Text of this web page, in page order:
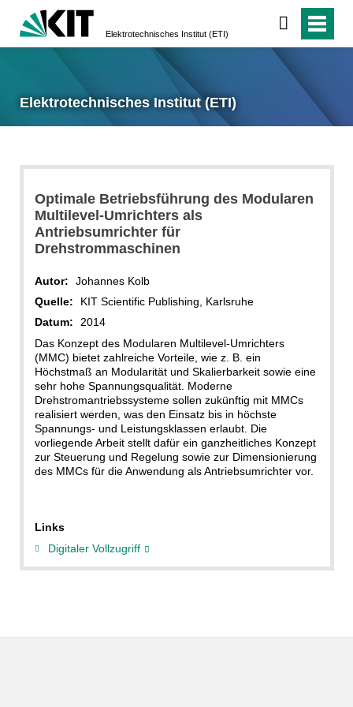
Elektrotechnisches Institut (ETI)
Elektrotechnisches Institut (ETI)
Optimale Betriebsführung des Modularen
Multilevel-Umrichters als
Antriebsumrichter für
Drehstrommaschinen
Autor:
Johannes Kolb
Quelle:
KIT Scientific Publishing, Karlsruhe
Datum:
2014
Das Konzept des Modularen Multilevel-Umrichters
(MMC) bietet zahlreiche Vorteile, wie z. B. ein
Höchstmaß an Modularität und Skalierbarkeit sowie eine
sehr hohe Spannungsqualität. Moderne
Drehstromantriebssysteme sollen zukünftig mit MMCs
realisiert werden, was den Einsatz bis in höchste
Spannungs- und Leistungsklassen erlaubt. Die
vorliegende Arbeit stellt dafür ein ganzheitliches Konzept
zur Steuerung und Regelung sowie zur Dimensionierung
des MMCs für die Anwendung als Antriebsumrichter vor.
Links
Digitaler Vollzugriff